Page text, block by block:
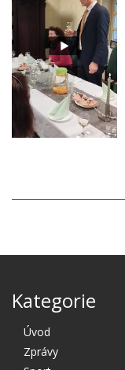
Kategorie
Úvod
Zprávy